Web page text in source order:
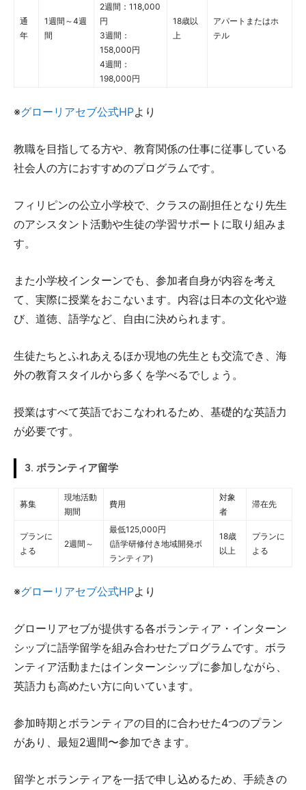
通
年
1週間～4週
間
2週間：118,000
円
3週間：
158,000円
4週間：
198,000円
18歳以
上
アパートまたはホ
テル
※グローリアセブ公式HPより
教職を目指してる方や、教育関係の仕事に従事している
社会人の方におすすめのプログラムです。
フィリピンの公立小学校で、クラスの副担任となり先生
のアシスタント活動や生徒の学習サポートに取り組みま
す。
また小学校インターンでも、参加者自身が内容を考え
て、実際に授業をおこないます。内容は日本の文化や遊
び、道徳、語学など、自由に決められます。
生徒たちとふれあえるほか現地の先生とも交流でき、海
外の教育スタイルから多くを学べるでしょう。
授業はすべて英語でおこなわれるため、基礎的な英語力
が必要です。
3. ボランティア留学
募集
現地活動
期間
費用
対象
者
滞在先
プランに
よる
2週間～
最低125,000円
(語学研修付き地域開発ボ
ランティア)
18歳
以上
プランに
よる
※グローリアセブ公式HPより
グローリアセブが提供する各ボランティア・インターン
シップに語学留学を組み合わせたプログラムです。ボラ
ンティア活動またはインターンシップに参加しながら、
英語力も高めたい方に向いています。
参加時期とボランティアの目的に合わせた4つのプラン
があり、最短2週間〜参加できます。
留学とボランティアを一括で申し込めるため、手続きの